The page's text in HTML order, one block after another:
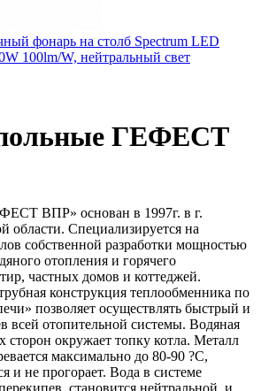
фонарь на столб Spectrum LED
100lm/W, нейтральный свет
ГЕФЕСТ
ВПР» основан в 1997г. в г.
области. Специализируется на
собственной разработки мощностью
отопления и горячего
частных домов и коттеджей.
конструкция теплообменника по
позволяет осуществлять быстрый и
всей отопительной системы. Водяная
сторон окружает топку котла. Металл
максимально до 80-90 ?С,
и не прогорает. Вода в системе
становится нейтральной, и